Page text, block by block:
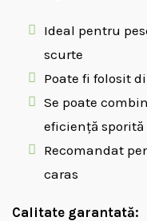
Ideal pentru
scurte
Poate fi folosit
Se poate
eficiență sporită
Recomandat
caras
Calitate garantată: